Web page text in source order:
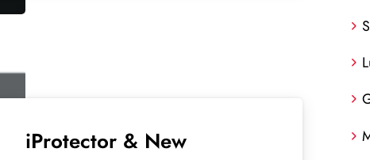
iProtector & New